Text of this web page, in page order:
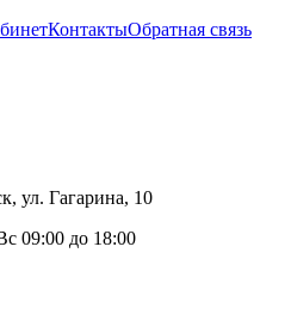
КонтактыОбратная связь
ул. Гагарина, 10
09:00 до 18:00